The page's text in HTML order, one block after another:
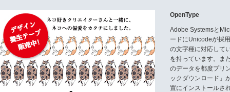
OpenType
Adobe Systemsと
ードにUnicodeが採
の文字種に対応して
を持っています。ま
のデータを都度プリ
ックダウンロード」
置にインストールさ